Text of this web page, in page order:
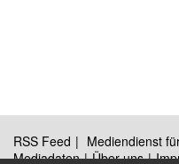
RSS Feed
Mediendienst
Mediadaten
Über uns